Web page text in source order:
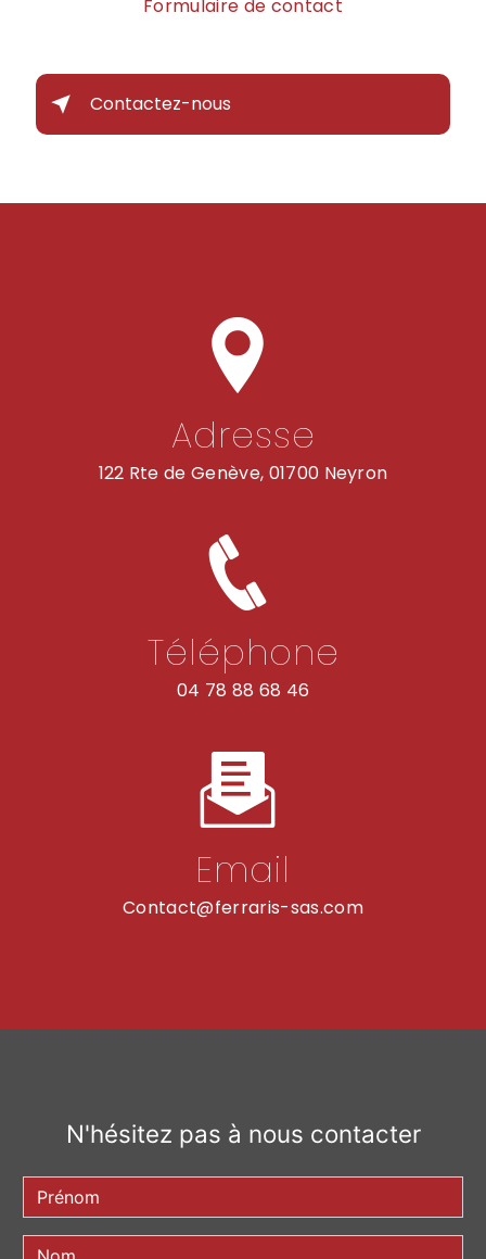
Formulaire de contact
Contactez-nous
Adresse
122 Rte de Genève, 01700 Neyron
Téléphone
04 78 88 68 46
Email
contact@ferraris-sas.com
N'hésitez pas à nous contacter